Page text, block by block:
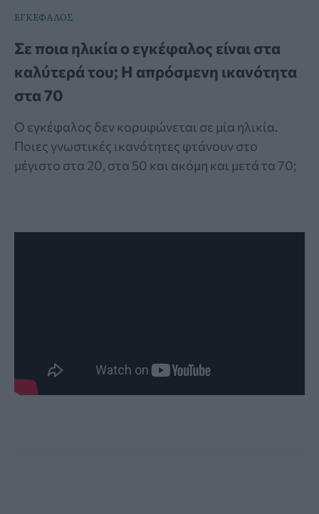
ΕΓΚΕΦΑΛΟΣ
Σε ποια ηλικία ο εγκέφαλος είναι στα
καλύτερά του; Η απρόσμενη ικανότητα
στα 70
Ο εγκέφαλος δεν κορυφώνεται σε μία ηλικία.
Ποιες γνωστικές ικανότητες φτάνουν στο
μέγιστο στα 20, στα 50 και ακόμη και μετά τα 70;